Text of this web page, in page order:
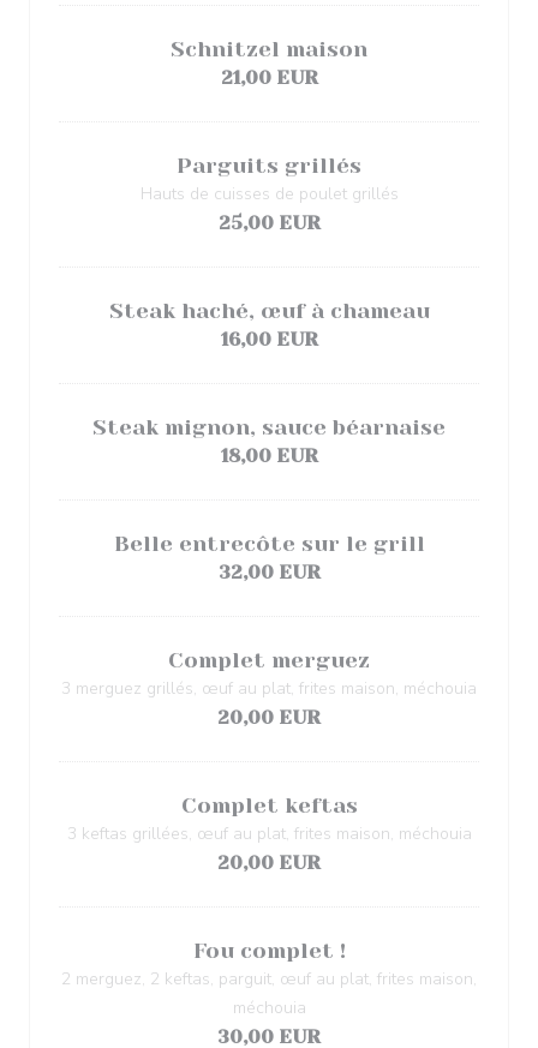
Schnitzel maison
21,00 EUR
Parguits grillés
Hauts de cuisses de poulet grillés
25,00 EUR
Steak haché, œuf à chameau
16,00 EUR
Steak mignon, sauce béarnaise
18,00 EUR
Belle entrecôte sur le grill
32,00 EUR
Complet merguez
3 merguez grillés, œuf au plat, frites maison, méchouia
20,00 EUR
Complet keftas
3 keftas grillées, œuf au plat, frites maison, méchouia
20,00 EUR
Fou complet !
2 merguez, 2 keftas, parguit, œuf au plat, frites maison,
méchouia
30,00 EUR